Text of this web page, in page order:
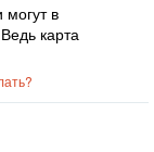
в
карта